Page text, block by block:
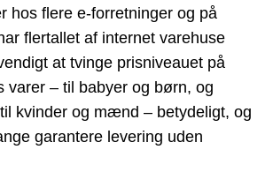
hos flere e-forretninger og på
flertallet af internet varehuse
at tvinge prisniveauet på
varer – til babyer og børn, og
kvinder og mænd – betydeligt, og
garantere levering uden